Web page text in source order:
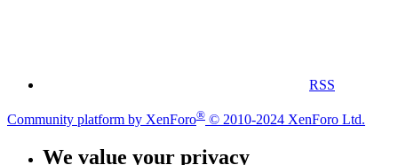
RSS
Community platform by XenForo® © 2010-2024 XenForo Ltd.
We value your privacy